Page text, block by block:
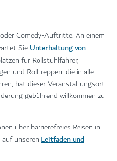
Comedy-Auftritte: An einem
SieUnterhaltung von
für Rollstuhlfahrer,
und Rolltreppen, die in alle
hat dieser Veranstaltungsort
gebührend willkommen zu
über barrierefreies Reisen in
unseren Leitfaden und